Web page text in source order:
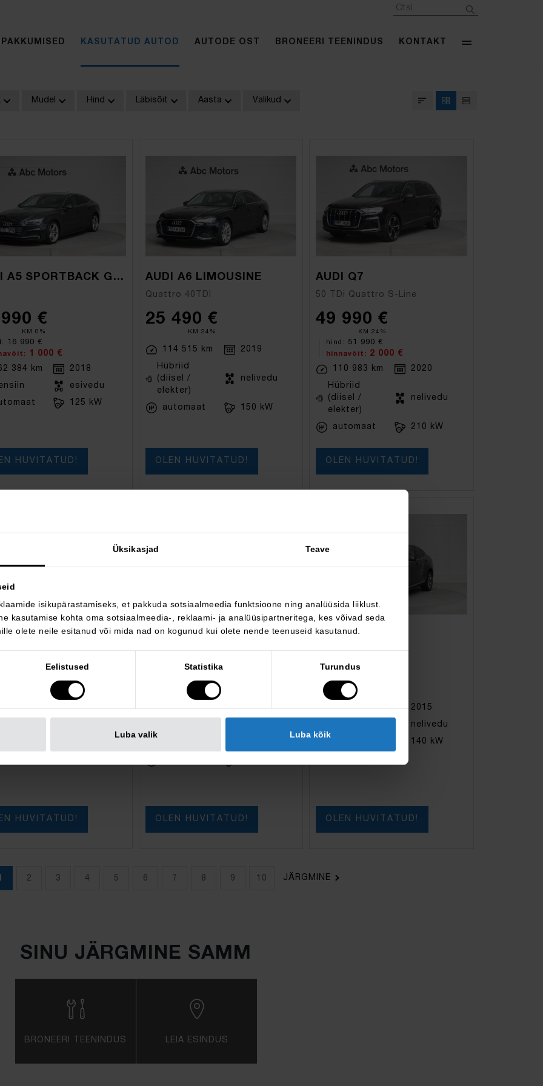
Üksikasjad Teave
isikupärastamiseks, et pakkuda sotsiaalmeedia funktsioone ning analüüsida liiklust.
kasutamise kohta oma sotsiaalmeedia-, reklaami- ja analüüsipartneritega, kes võivad seda
olete neile esitanud või mida nad on kogunud kui olete nende teenuseid kasutanud.
Eelistused Statistika Turundus
Luba valik Luba kõik
KASUTATUD AUTOD AUTODE OST BRONEERI TEENINDUS KONTAKT
Mudel Hind Läbisõit Aasta Valikud
AUDI A5 SPORTBACK G-TRON
€
KM 0%
16 990 €
1 000 €
384 km
2018
esivedu
125 kW
HUVITATUD!
AUDI A6 LIMOUSINE
Quattro 40TDI
25 490 €
KM 24%
114 515 km
2019
Hübriid
(diisel /
elekter)
nelivedu
automaat 150 kW
OLEN HUVITATUD!
AUDI Q7
50 TDi Quattro S-Line
49 990 €
KM 24%
hind: 51 990 €
hinnavõit:
2 000 €
110 983 km
2020
Hübriid
(diisel /
elekter)
nelivedu
automaat 210 kW
OLEN HUVITATUD!
BRONEERITUD
320
004 km
2018
HUVITATUD!
BMW 730
d xDrive
39 900 €
KM 24%
42 990 €
3 090 €
OLEN HUVITATUD!
BMW X4
xDrive 20d
16 990 €
209 644 km
2015
nelivedu
140 kW
OLEN HUVITATUD!
JÄRGMINE
2 3 4 5 6 7 8 9 10
SINU JÄRGMINE SAMM
BRONEERI TEENINDUS LEIA ESINDUS